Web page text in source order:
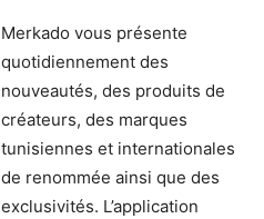
Merkado vous présente
quotidiennement des
nouveautés, des produits de
créateurs, des marques
tunisiennes et internationales
de renommée ainsi que des
exclusivités. L’application